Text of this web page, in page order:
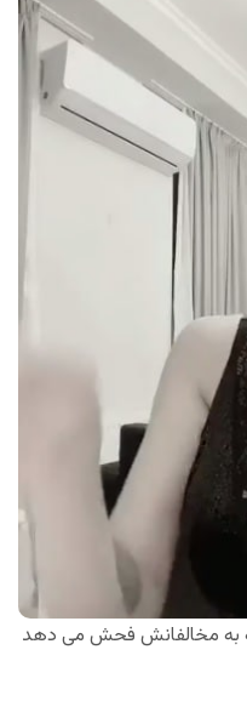
به مخالفانش فحش می دهد